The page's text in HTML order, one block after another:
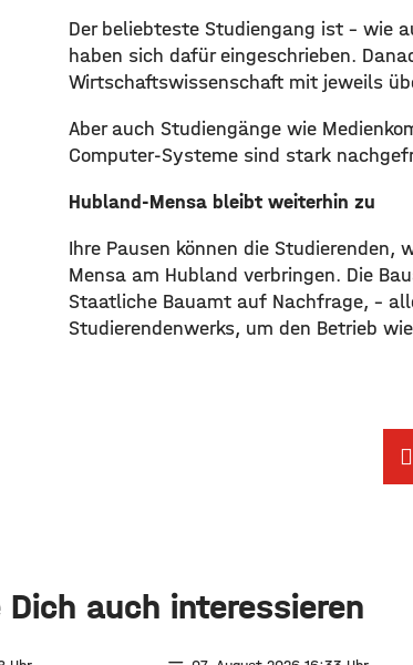
Der beliebteste Studiengang ist – wie
haben sich dafür eingeschrieben.
Wirtschaftswissenschaft mit jeweils
Aber auch Studiengänge wie
Computer-Systeme sind stark
Hubland-Mensa bleibt weiterhin zu
Ihre Pausen können die Studierenden,
Mensa am Hubland verbringen. Die
Staatliche Bauamt auf Nachfrage, –
Studierendenwerks, um den Betrieb
auch interessieren